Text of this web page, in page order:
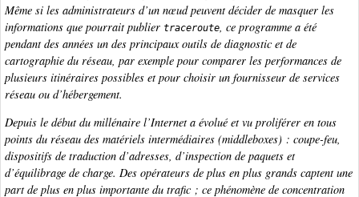
Même si les administrateurs d’un nœud peuvent décider de masquer les
informations que pourrait publier traceroute , ce programme a été
pendant des années un des principaux outils de diagnostic et de
cartographie du réseau, par exemple pour comparer les performances de
plusieurs itinéraires possibles et pour choisir un fournisseur de services
réseau ou d’hébergement.
Depuis le début du millénaire l’Internet a évolué et vu proliférer en tous
points du réseau des matériels intermédiaires (middleboxes) : coupe-feu,
dispositifs de traduction d’adresses, d’inspection de paquets et
d’équilibrage de charge. Des opérateurs de plus en plus grands captent une
part de plus en plus importante du trafic ; ce phénomène de concentration